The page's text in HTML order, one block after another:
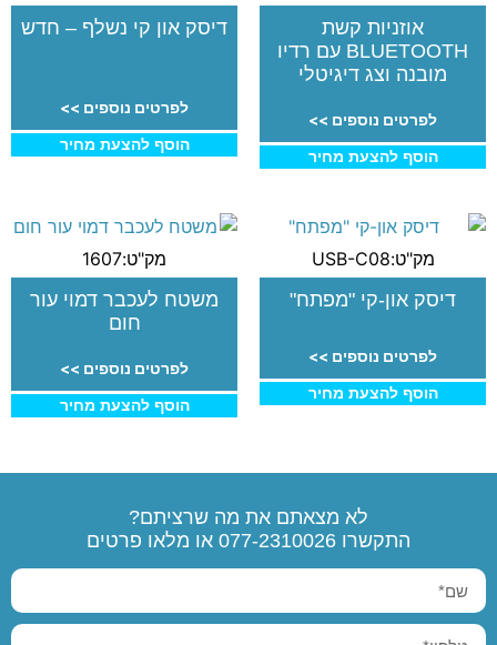
אוזניות קשת
BLUETOOTH עם רדיו
מובנה וצג דיגיטלי
לפרטים נוספים >>
הוסף להצעת מחיר
דיסק און קי נשלף – חדש
לפרטים נוספים >>
הוסף להצעת מחיר
מק"ט:USB-C08
דיסק און-קי "מפתח"
לפרטים נוספים >>
הוסף להצעת מחיר
מק"ט:1607
משטח לעכבר דמוי עור
חום
לפרטים נוספים >>
הוסף להצעת מחיר
לא מצאתם את מה שרציתם?
התקשרו 077-2310026 או מלאו פרטים